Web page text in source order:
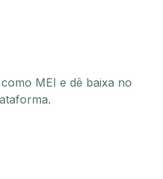
MEI e dê baixa no